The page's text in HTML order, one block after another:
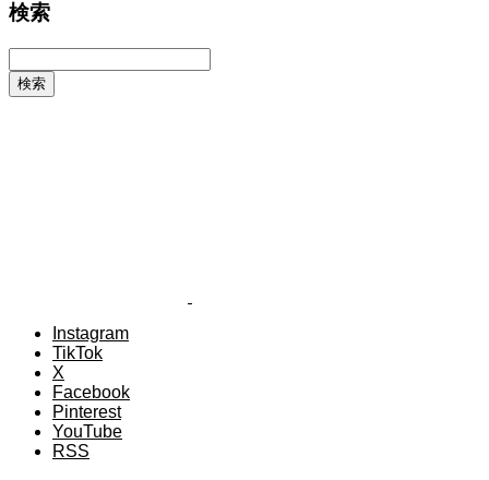
検索
Instagram
TikTok
X
Facebook
Pinterest
YouTube
RSS